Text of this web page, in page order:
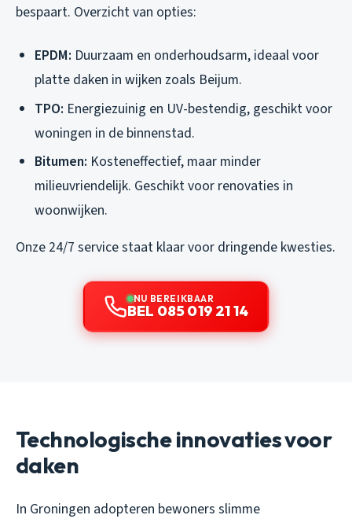
bespaart. Overzicht van opties:
EPDM: Duurzaam en onderhoudsarm, ideaal voor
platte daken in wijken zoals Beijum.
TPO: Energiezuinig en UV-bestendig, geschikt voor
woningen in de binnenstad.
Bitumen: Kosteneffectief, maar minder
milieuvriendelijk. Geschikt voor renovaties in
woonwijken.
Onze 24/7 service staat klaar voor dringende kwesties.
NU BEREIKBAAR
BEL 085 019 21 14
Technologische innovaties voor
daken
In Groningen adopteren bewoners slimme